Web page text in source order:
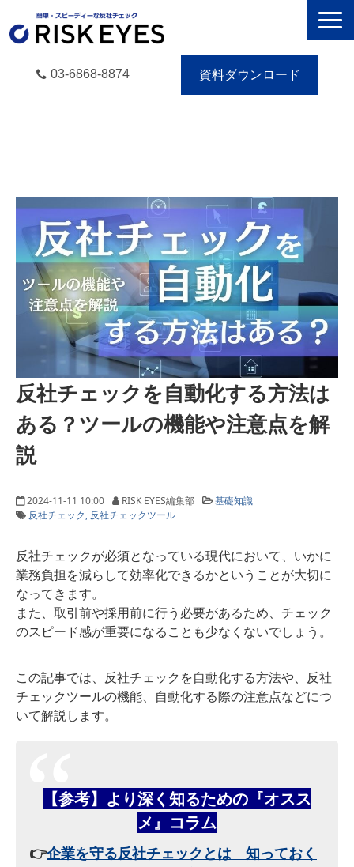
03-6868-8874 資料ダウンロード
セミナー／イベント
eBooks
お役立ち情報
無料トライアル
反社チェックを自動化する方法は
ある？ツールの機能や注意点を解
説
2024-11-11 10:00 RISK EYES編集部
基礎知識
反社チェック 反社チェックツール
反社チェックが必須となっている現代において、いかに
業務負担を減らして効率化できるかということが大切に
なってきます。
また、取引前や採用前に行う必要があるため、チェック
のスピード感が重要になることも少なくないでしょう。
この記事では、反社チェックを自動化する方法や、反社
チェックツールの機能、自動化する際の注意点などにつ
いて解説します。
【参考】より深く知るための『オスス
メ』コラム
👉企業を守る反社チェックとは 知っておく